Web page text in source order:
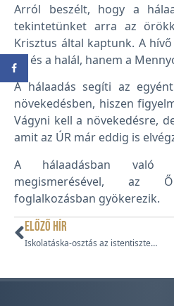
Arról beszélt, hogy a
tekintetünket arra az
Krisztus által kaptunk. A
sír és a halál, hanem a
A hálaadás segíti az
növekedésben, hiszen
Vágyni kell a növekedésre,
amit az ÚR már eddig is
A hálaadásban való
megismerésével, az
foglalkozásban gyökerezik.
ELŐZŐ HÍR
Iskolatáska-osztás az istentiszteleten